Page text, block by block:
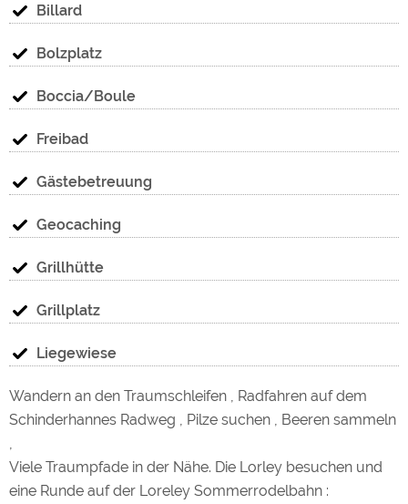
Billard
Bolzplatz
Boccia/Boule
Freibad
Gästebetreuung
Geocaching
Grillhütte
Grillplatz
Liegewiese
Wandern an den Traumschleifen , Radfahren auf dem
Schinderhannes Radweg , Pilze suchen , Beeren sammeln
,
Viele Traumpfade in der Nähe. Die Lorley besuchen und
eine Runde auf der Loreley Sommerrodelbahn :